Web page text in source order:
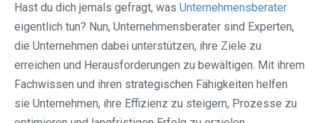
Hast du dich jemals gefragt, was Unternehmensberater
eigentlich tun? Nun, Unternehmensberater sind Experten,
die Unternehmen dabei unterstützen, ihre Ziele zu
erreichen und Herausforderungen zu bewältigen. Mit ihrem
Fachwissen und ihren strategischen Fähigkeiten helfen
sie Unternehmen, ihre Effizienz zu steigern, Prozesse zu